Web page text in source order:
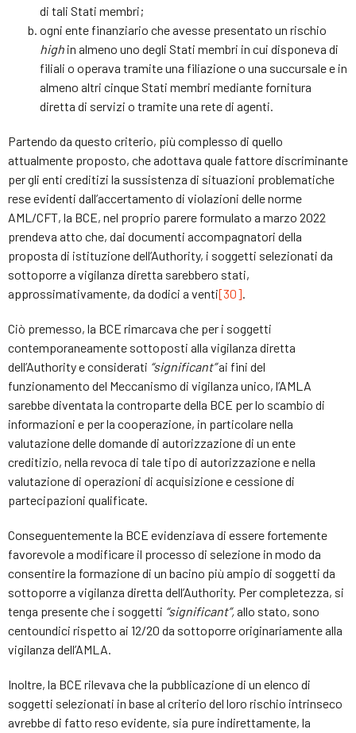
di tali Stati membri;
ogni ente finanziario che avesse presentato un rischio
high in almeno uno degli Stati membri in cui disponeva di
filiali o operava tramite una filiazione o una succursale e in
almeno altri cinque Stati membri mediante fornitura
diretta di servizi o tramite una rete di agenti.
Partendo da questo criterio, più complesso di quello
attualmente proposto, che adottava quale fattore discriminante
per gli enti creditizi la sussistenza di situazioni problematiche
rese evidenti dall’accertamento di violazioni delle norme
AML/CFT, la BCE, nel proprio parere formulato a marzo 2022
prendeva atto che, dai documenti accompagnatori della
proposta di istituzione dell’Authority, i soggetti selezionati da
sottoporre a vigilanza diretta sarebbero stati,
approssimativamente, da dodici a venti[30].
Ciò premesso, la BCE rimarcava che per i soggetti
contemporaneamente sottoposti alla vigilanza diretta
dell’Authority e considerati “significant”ai fini del
funzionamento del Meccanismo di vigilanza unico, l’AMLA
sarebbe diventata la controparte della BCE per lo scambio di
informazioni e per la cooperazione, in particolare nella
valutazione delle domande di autorizzazione di un ente
creditizio, nella revoca di tale tipo di autorizzazione e nella
valutazione di operazioni di acquisizione e cessione di
partecipazioni qualificate.
Conseguentemente la BCE evidenziava di essere fortemente
favorevole a modificare il processo di selezione in modo da
consentire la formazione di un bacino più ampio di soggetti da
sottoporre a vigilanza diretta dell’Authority. Per completezza, si
tenga presente che i soggetti “significant”,allo stato, sono
centoundici rispetto ai 12/20 da sottoporre originariamente alla
vigilanza dell’AMLA.
Inoltre, la BCE rilevava che la pubblicazione di un elenco di
soggetti selezionati in base al criterio del loro rischio intrinseco
avrebbe di fatto reso evidente, sia pure indirettamente, la